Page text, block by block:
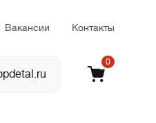
Вакансии Контакты
0